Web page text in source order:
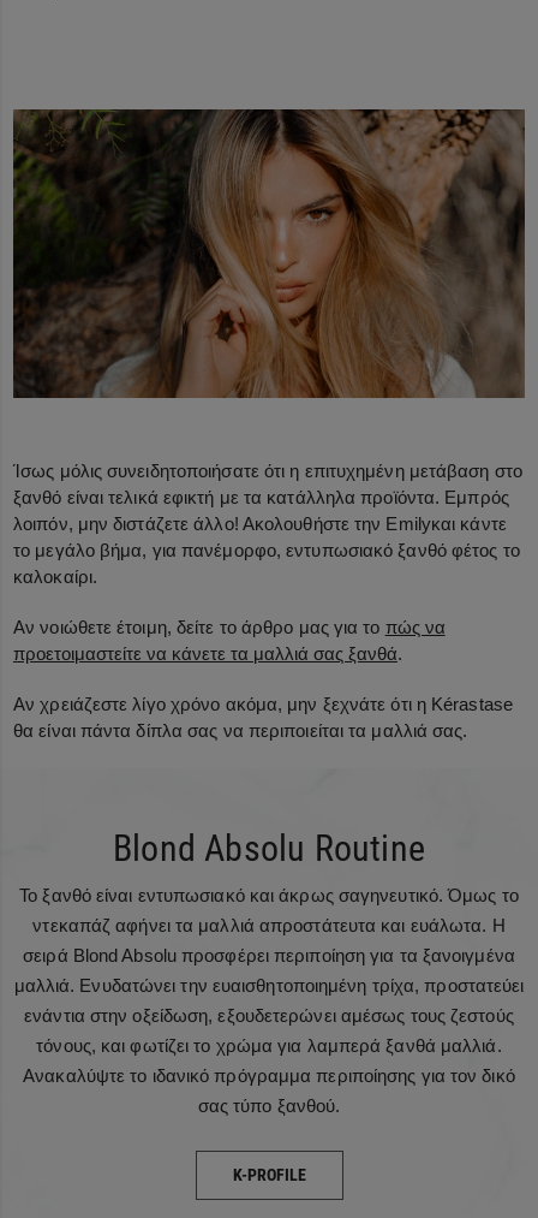
Ίσως μόλις συνειδητοποιήσατε ότι η επιτυχημένη μετάβαση στο
ξανθό είναι τελικά εφικτή με τα κατάλληλα προϊόντα. Εμπρός
λοιπόν, μην διστάζετε άλλο! Ακολουθήστε την Emilyκαι κάντε
το μεγάλο βήμα, για πανέμορφο, εντυπωσιακό ξανθό φέτος το
καλοκαίρι.
Αν νοιώθετε έτοιμη, δείτε το άρθρο μας για το πώς να
προετοιμαστείτε να κάνετε τα μαλλιά σας ξανθά.
Αν χρειάζεστε λίγο χρόνο ακόμα, μην ξεχνάτε ότι η Kérastase
θα είναι πάντα δίπλα σας να περιποιείται τα μαλλιά σας.
Blond Absolu Routine
Το ξανθό είναι εντυπωσιακό και άκρως σαγηνευτικό. Όμως το
ντεκαπάζ αφήνει τα μαλλιά απροστάτευτα και ευάλωτα. Η
σειρά Blond Absolu προσφέρει περιποίηση για τα ξανοιγμένα
μαλλιά. Ενυδατώνει την ευαισθητοποιημένη τρίχα, προστατεύει
ενάντια στην οξείδωση, εξουδετερώνει αμέσως τους ζεστούς
τόνους, και φωτίζει το χρώμα για λαμπερά ξανθά μαλλιά.
Ανακαλύψτε το ιδανικό πρόγραμμα περιποίησης για τον δικό
σας τύπο ξανθού.
K-PROFILE